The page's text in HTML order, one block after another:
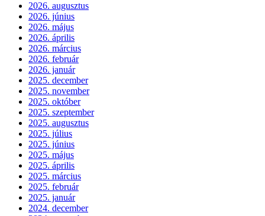
2026. augusztus
2026. június
2026. május
2026. április
2026. március
2026. február
2026. január
2025. december
2025. november
2025. október
2025. szeptember
2025. augusztus
2025. július
2025. június
2025. május
2025. április
2025. március
2025. február
2025. január
2024. december